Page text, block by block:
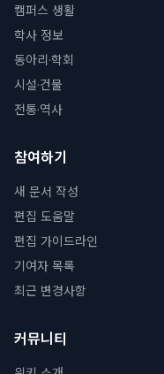
캠퍼스 생활
학사 정보
동아리·학회
시설·건물
전통·역사
참여하기
새 문서 작성
편집 도움말
편집 가이드라인
기여자 목록
최근 변경사항
커뮤니티